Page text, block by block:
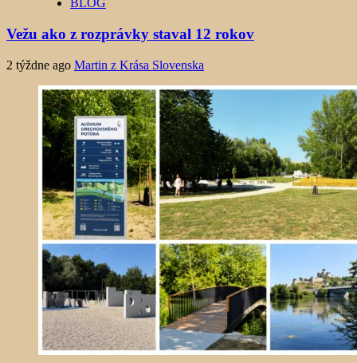
BLOG
Vežu ako z rozprávky staval 12 rokov
2 týždne ago Martin z Krása Slovenska